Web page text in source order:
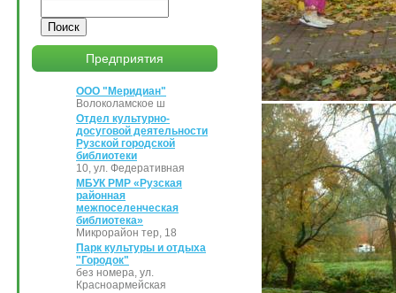
Предприятия
ООО "Меридиан"
Волоколамское ш
Отдел культурно-
досуговой деятельности
Рузской городской
библиотеки
10, ул. Федеративная
МБУК РМР «Рузская
районная
межпоселенческая
библиотека»
Микрорайон тер, 18
Парк культуры и отдыха
"Городок"
без номера, ул.
Красноармейская